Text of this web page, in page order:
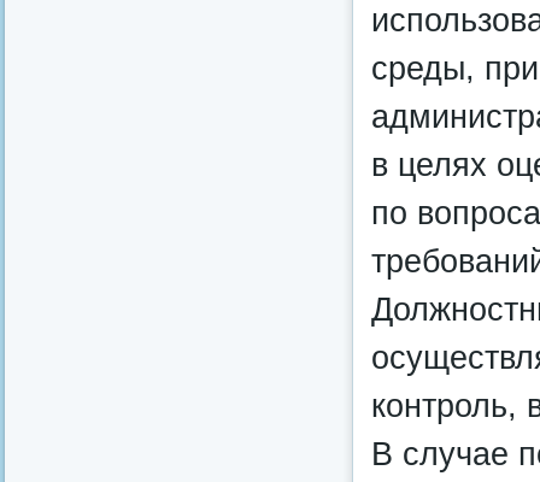
среды,
в целях
по
контроль,
В случае